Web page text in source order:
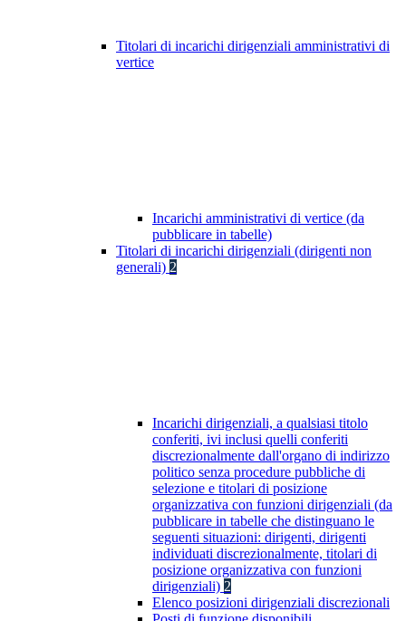
Titolari di incarichi dirigenziali amministrativi di
vertice
Incarichi amministrativi di vertice (da
pubblicare in tabelle)
Titolari di incarichi dirigenziali (dirigenti non
generali) 2
Incarichi dirigenziali, a qualsiasi titolo
conferiti, ivi inclusi quelli conferiti
discrezionalmente dall'organo di indirizzo
politico senza procedure pubbliche di
selezione e titolari di posizione
organizzativa con funzioni dirigenziali (da
pubblicare in tabelle che distinguano le
seguenti situazioni: dirigenti, dirigenti
individuati discrezionalmente, titolari di
posizione organizzativa con funzioni
dirigenziali) 2
Elenco posizioni dirigenziali discrezionali